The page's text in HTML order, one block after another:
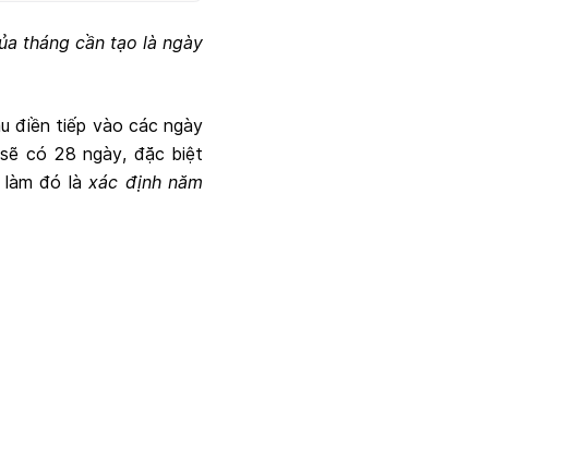
tháng cần tạo là ngày
điền tiếp vào các ngày
có 28 ngày, đặc biệt
đó là xác định năm